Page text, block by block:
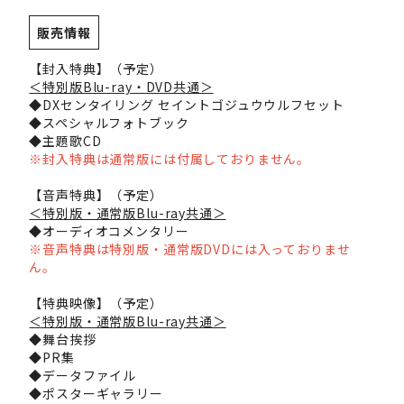
販売情報
【封入特典】（予定）
＜特別版Blu-ray・DVD共通＞
◆DXセンタイリング セイントゴジュウウルフセット
◆スペシャルフォトブック
◆主題歌CD
※封入特典は通常版には付属しておりません。
【音声特典】（予定）
＜特別版・通常版Blu-ray共通＞
◆オーディオコメンタリー
※音声特典は特別版・通常版DVDには入っておりませ
ん。
【特典映像】（予定）
＜特別版・通常版Blu-ray共通＞
◆舞台挨拶
◆PR集
◆データファイル
◆ポスターギャラリー